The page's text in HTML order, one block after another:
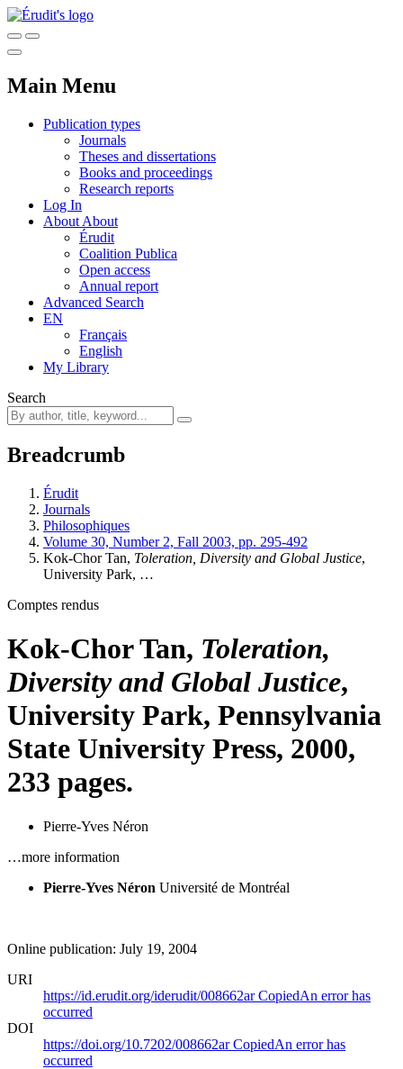
Main Menu
Publication types
Journals
Theses and dissertations
Books and proceedings
Research reports
Log In
About About
Érudit
Coalition Publica
Open access
Annual report
Advanced Search
EN
Français
English
My Library
Search
Breadcrumb
Érudit
Journals
Philosophiques
Volume 30, Number 2, Fall 2003, pp. 295-492
Kok-Chor Tan, Toleration, Diversity and Global Justice,
University Park, …
Comptes rendus
Kok-Chor Tan, Toleration,
Diversity and Global Justice,
University Park, Pennsylvania
State University Press, 2000,
233 pages.
Pierre-Yves Néron
…more information
Pierre-Yves Néron Université de Montréal
Online publication: July 19, 2004
URI
https://id.erudit.org/iderudit/008662arCopiedAn error has
occurred
DOI
https://doi.org/10.7202/008662arCopiedAn error has
occurred